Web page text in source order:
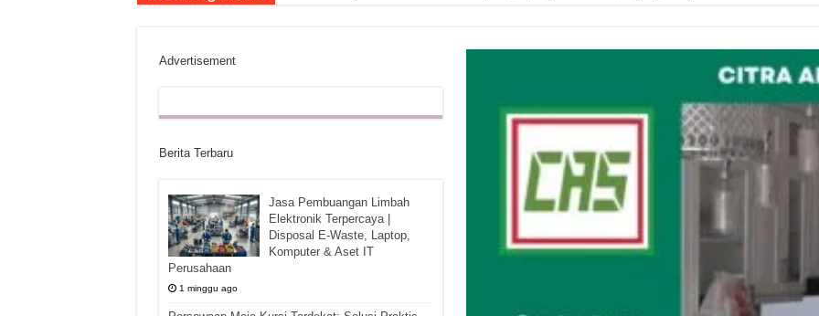
Advertisement
Berita Terbaru
Jasa Pembuangan Limbah
Elektronik Terpercaya |
Disposal E-Waste, Laptop,
Komputer & Aset IT
Perusahaan
1 minggu ago